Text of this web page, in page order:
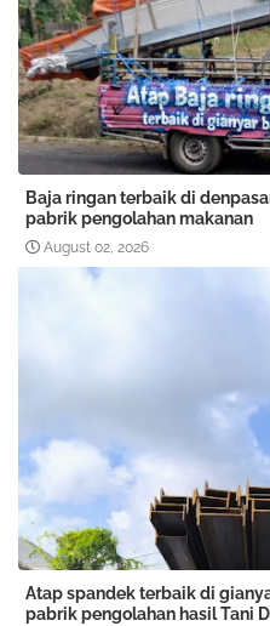
Baja ringan terbaik di
pabrik pengolahan makanan
August 02, 2026
Atap spandek terbaik di
pabrik pengolahan hasil Tani